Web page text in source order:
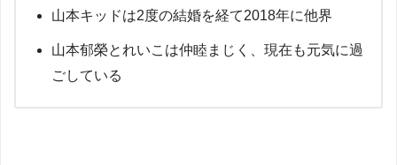
山本キッドは2度の結婚を経て2018年に他界
山本郁榮とれいこは仲睦まじく、現在も元気に過
ごしている